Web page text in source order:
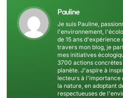
Pauline
Je suis Pauline,
l'environnement,
de 15 ans d'expérience
travers mon blog, je
mes initiatives
3700 actions
planète. J'aspire à
lecteurs à l'importance
la nature, en adoptant
respectueuses de